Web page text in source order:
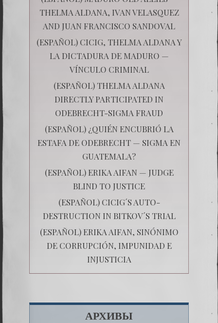
THELMA ALDANA, IVAN VELASQUEZ
AND JUAN FRANCISCO SANDOVAL
(ESPAÑOL) CICIG, THELMA ALDANA Y
LA DICTADURA DE MADURO —
VÍNCULO CRIMINAL
(ESPAÑOL) THELMA ALDANA
DIRECTLY PARTICIPATED IN
ODEBRECHT-SIGMA FRAUD
(ESPAÑOL) ¿QUIÉN ENCUBRIÓ LA
ESTAFA DE ODEBRECHT — SIGMA EN
GUATEMALA?
(ESPAÑOL) ERIKA AIFAN — JUDGE
BLIND TO JUSTICE
(ESPAÑOL) CICIG´S AUTO-
DESTRUCTION IN BITKOV´S TRIAL
(ESPAÑOL) ERIKA AIFAN, SINÓNIMO
DE CORRUPCIÓN, IMPUNIDAD E
INJUSTICIA
АРХИВЫ